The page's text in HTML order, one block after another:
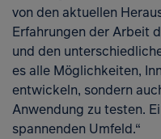
von den aktuellen
Erfahrungen der Arbeit
und den
es alle Möglichkeiten,
entwickeln, sondern
Anwendung zu testen.
spannenden Umfeld.“